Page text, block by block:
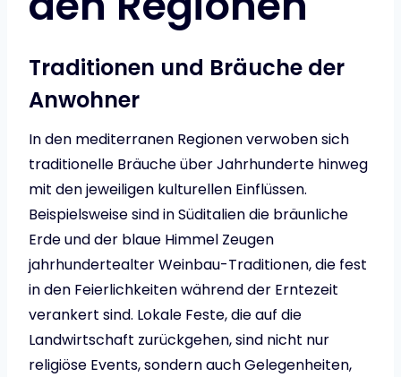
Traditionen und Bräuche der
Anwohner
In den mediterranen Regionen verwoben sich
traditionelle Bräuche über Jahrhunderte hinweg
mit den jeweiligen kulturellen Einflüssen.
Beispielsweise sind in Süditalien die bräunliche
Erde und der blaue Himmel Zeugen
jahrhundertealter Weinbau-Traditionen, die fest
in den Feierlichkeiten während der Erntezeit
verankert sind. Lokale Feste, die auf die
Landwirtschaft zurückgehen, sind nicht nur
religiöse Events, sondern auch Gelegenheiten,